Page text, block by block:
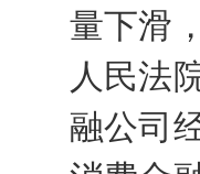
量下滑
人民法
融公司